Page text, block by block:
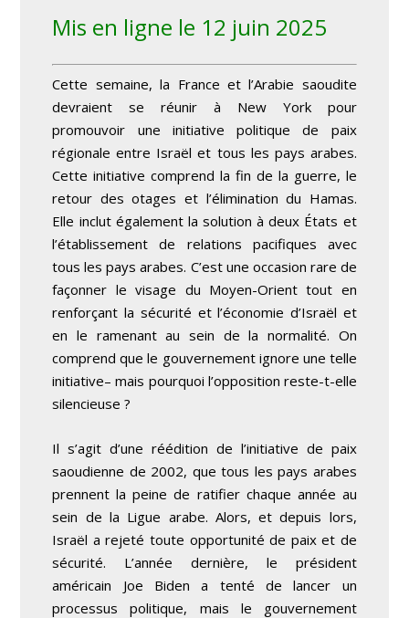
Mis en ligne le 12 juin 2025
Cette semaine, la France et l’Arabie saoudite
devraient se réunir à New York pour
promouvoir une initiative politique de paix
régionale entre Israël et tous les pays arabes.
Cette initiative comprend la fin de la guerre, le
retour des otages et l’élimination du Hamas.
Elle inclut également la solution à deux États et
l’établissement de relations pacifiques avec
tous les pays arabes. C’est une occasion rare de
façonner le visage du Moyen-Orient tout en
renforçant la sécurité et l’économie d’Israël et
en le ramenant au sein de la normalité. On
comprend que le gouvernement ignore une telle
initiative– mais pourquoi l’opposition reste-t-elle
silencieuse ?
Il s’agit d’une réédition de l’initiative de paix
saoudienne de 2002, que tous les pays arabes
prennent la peine de ratifier chaque année au
sein de la Ligue arabe. Alors, et depuis lors,
Israël a rejeté toute opportunité de paix et de
sécurité. L’année dernière, le président
américain Joe Biden a tenté de lancer un
processus politique, mais le gouvernement